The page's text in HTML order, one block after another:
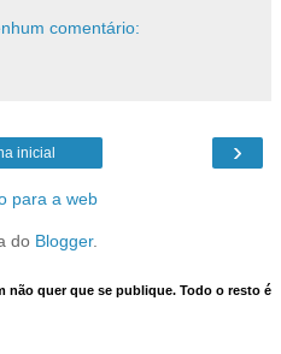
comentário:
›
inicial
para a web
do Blogger.
quer que se publique. Todo o resto é